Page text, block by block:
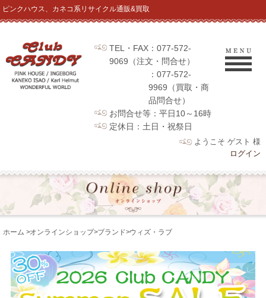
ピンクハウス、カネコ系リサイクル通販&買取
TEL・FAX：077-572-
9069（注文・問合せ）
：077-572-
9969（買取・商
品問合せ）
お問合せ等：平日10～16時
定休日：土日・祝祭日
ようこそ ゲスト 様
ログイン
ホーム >オンラインショップ>ブランド>ウィズ・ラブ